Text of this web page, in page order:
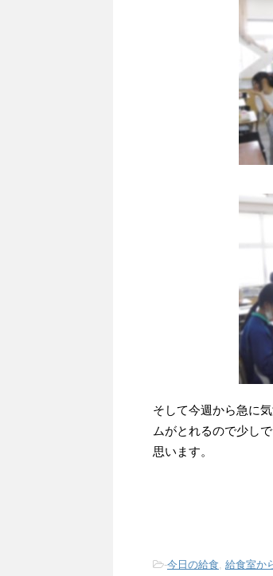
そして今週から急に
ムがとれるので少し
思います。
-今日の給食, 給食室か